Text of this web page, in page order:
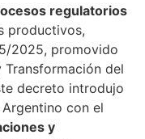
regulatorios
productivos,
2025, promovido
del
decreto introdujo
con el
y